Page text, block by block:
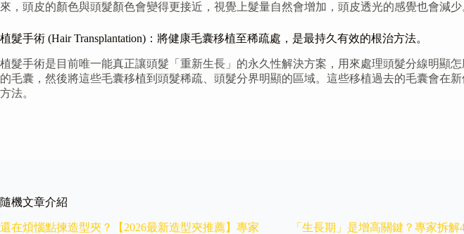
來，頭皮的顏色與頭髮顏色會變得更接近，視覺上髮量自然會增加，頭皮透光的感覺也會減
植髮手術 (Hair Transplantation)：將健康毛囊移植至稀疏處，是最持久有效的根治方法。
植髮手術是目前唯一能真正讓頭髮「重新生長」的永久性解決方案，用來處理頭髮分線明顯
的毛囊，然後將這些毛囊移植到頭髮稀疏、頭髮分界明顯的區域。這些移植過去的毛囊會在
方法。
隨機文章介紹
還在煩惱點揀造型夾？【2026最新造型夾推薦】專家
「生長期」是增高關鍵？專家拆